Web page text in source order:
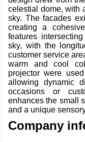
celestial dome, with
sky. The facades
creating a
features
sky, with the
customer service
warm and cool
projector were
allowing dynamic
occasions or
enhances the small
and a unique
Company